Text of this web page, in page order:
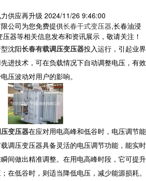
供应再升级 2024/11/26 9:46:00
公司为您免费提供长春干式变压器,长春油浸
器等相关信息发布和资讯展示，敬请关注！
沈阳长春有载调压变压器投入运行，引起业界
进技术，可在负载情况下自动调整电压，有效
压波动对用户的影响。
变压器在应对用电高峰和低谷时，电压调节能
调压变压器具备灵活的电压调节功能，能实时
间做出精准调整。在用电高峰时段，它可提升
在低谷时，则适当降低电压，减少能源损耗。